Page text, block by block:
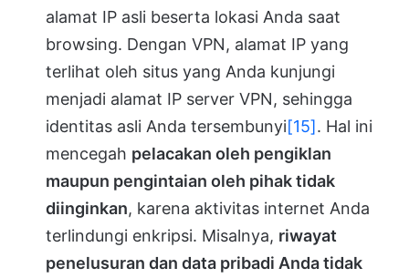
alamat IP asli beserta lokasi Anda saat
browsing. Dengan VPN, alamat IP yang
terlihat oleh situs yang Anda kunjungi
menjadi alamat IP server VPN, sehingga
identitas asli Anda tersembunyi[15]. Hal ini
mencegah pelacakan oleh pengiklan
maupun pengintaian oleh pihak tidak
diinginkan, karena aktivitas internet Anda
terlindungi enkripsi. Misalnya, riwayat
penelusuran dan data pribadi Anda tidak